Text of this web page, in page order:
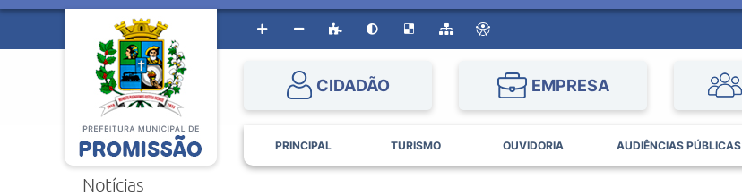
CIDADÃO EMPRESA
PRINCIPAL TURISMO OUVIDORIA AUDIÊNCIAS PÚBLICAS
Notícias